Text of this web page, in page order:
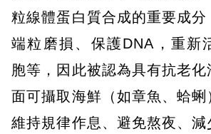
粒線體蛋白質合成的重要成分
端粒磨損、保護DNA，重新
胞等，因此被認為具有抗老
面可攝取海鮮（如章魚、蛤蜊
維持規律作息、避免熬夜、減